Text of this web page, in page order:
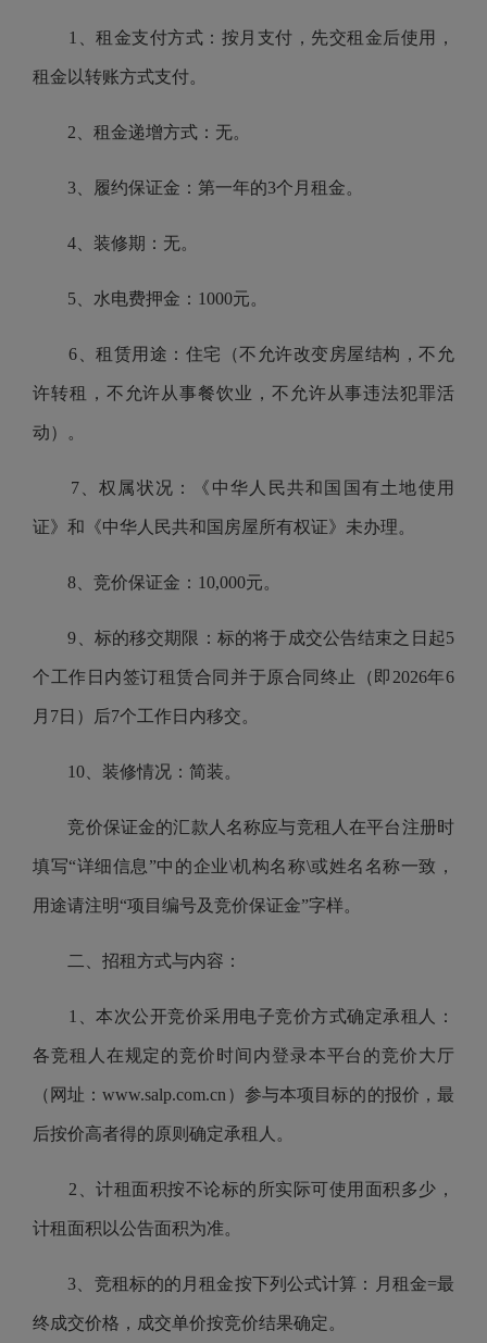
1、租金支付方式：按月支付，先交租金后使用，
租金以转账方式支付。
2、租金递增方式：无。
3、履约保证金：第一年的3个月租金。
4、装修期：无。
5、水电费押金：1000元。
6、租赁用途：住宅（不允许改变房屋结构，不允
许转租，不允许从事餐饮业，不允许从事违法犯罪活
动）。
7、权属状况：《中华人民共和国国有土地使用
证》和《中华人民共和国房屋所有权证》未办理。
8、竞价保证金：10,000元。
9、标的移交期限：标的将于成交公告结束之日起5
个工作日内签订租赁合同并于原合同终止（即2026年6
月7日）后7个工作日内移交。
10、装修情况：简装。
竞价保证金的汇款人名称应与竞租人在平台注册时
填写“详细信息”中的企业\机构名称\或姓名名称一致，
用途请注明“项目编号及竞价保证金”字样。
二、招租方式与内容：
1、本次公开竞价采用电子竞价方式确定承租人：
各竞租人在规定的竞价时间内登录本平台的竞价大厅
（网址：www.salp.com.cn）参与本项目标的的报价，最
后按价高者得的原则确定承租人。
2、计租面积按不论标的所实际可使用面积多少，
计租面积以公告面积为准。
3、竞租标的的月租金按下列公式计算：月租金=最
终成交价格，成交单价按竞价结果确定。